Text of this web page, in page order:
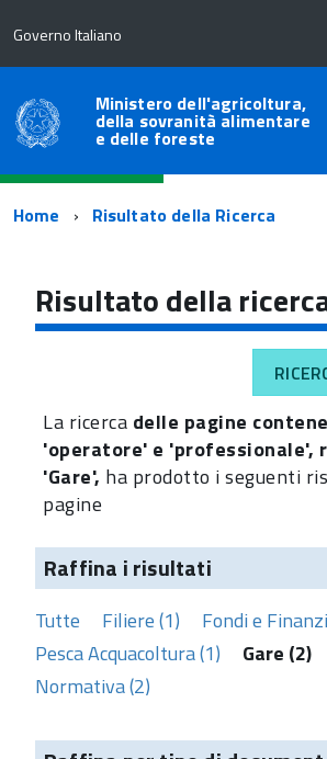
Governo Italiano
Ministero dell'agricoltura,
della sovranità alimentare
e delle foreste
Percorso
navigazione
Home Risultato della Ricerca
Risultato della
La ricerca delle pagine
'operatore' e 'professionale',
'Gare', ha prodotto i seguenti
pagine
Raffina i risultati
Tutte Filiere (1)
Fondi e
Pesca Acquacoltura (1)
Gare (2)
Normativa (2)